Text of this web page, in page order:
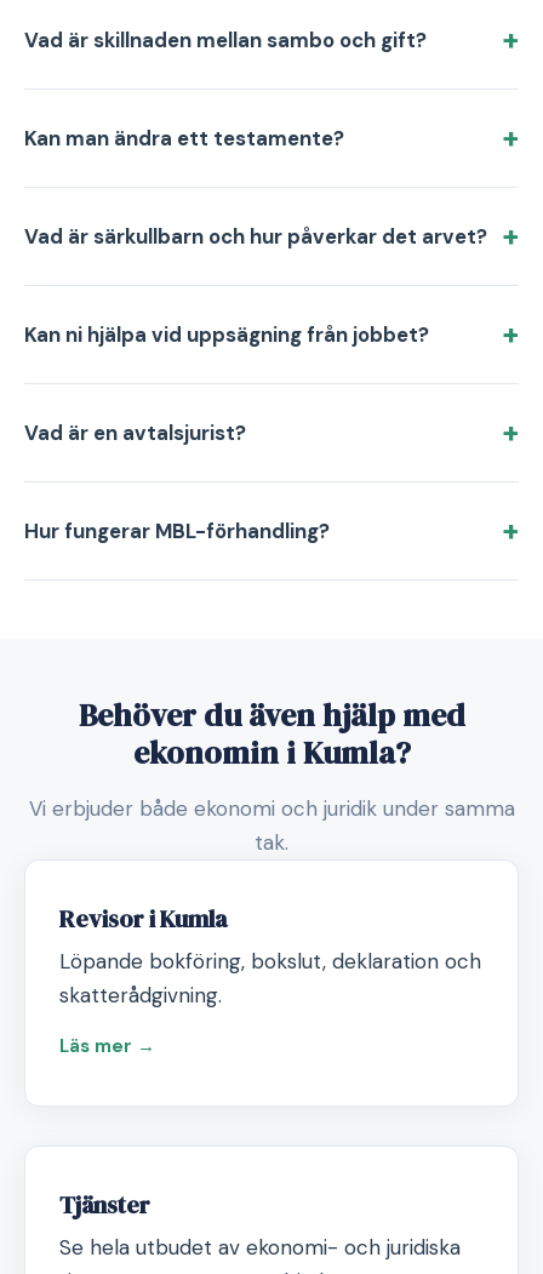
Vad är skillnaden mellan sambo och gift?
Kan man ändra ett testamente?
Vad är särkullbarn och hur påverkar det arvet?
Kan ni hjälpa vid uppsägning från jobbet?
Vad är en avtalsjurist?
Hur fungerar MBL-förhandling?
Behöver du även hjälp med
ekonomin i Kumla?
Vi erbjuder både ekonomi och juridik under samma
tak.
Revisor i Kumla
Löpande bokföring, bokslut, deklaration och
skatterådgivning.
Läs mer →
Tjänster
Se hela utbudet av ekonomi- och juridiska